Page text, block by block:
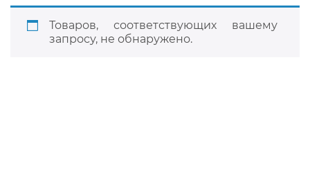
Товаров, соответствующих вашему
запросу, не обнаружено.